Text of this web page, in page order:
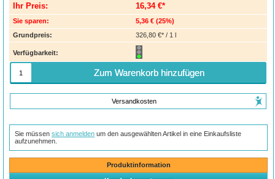
Ihr Preis: 16,34 €*
Sie sparen: 5,36 € (25%)
Grundpreis:
326,80 €* / 1 l
Verfügbarkeit:
Zum Warenkorb hinzufügen
Versandkosten
Sie müssensich anmelden um den ausgewählten Artikel in eine Einkaufsliste
aufzunehmen.
Produktinformation